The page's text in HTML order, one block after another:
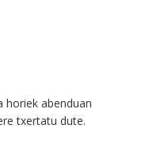
horiek abenduan
txertatu dute.